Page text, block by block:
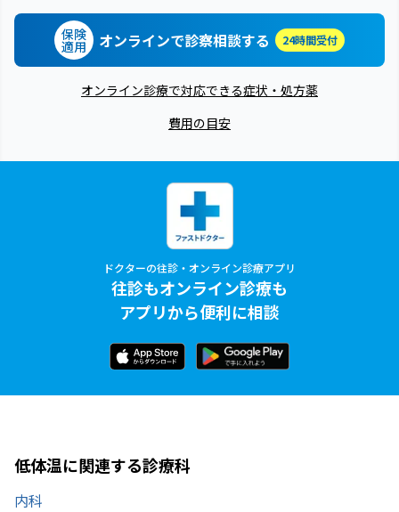
保険
適用 オンラインで診察相談する 24時間受付
オンライン診療で対応できる症状・処方薬
費用の目安
ドクターの往診・オンライン診療アプリ
往診もオンライン診療も
アプリから便利に相談
低体温に関連する診療科
内科